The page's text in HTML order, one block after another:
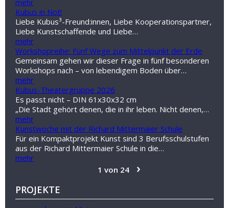
mehr
Kubus in Not!
Liebe Kubus³-Freund:innen, Liebe Kooperationspartner,
Liebe Kunstschaffende und Liebe…
mehr
Workshopreihe: Fünf Wege zum Mittelpunkt der Erde
Gemeinsam gehen wir dieser Frage in fünf besonderen
Workshops nach – von lebendigem Boden über…
mehr
Kubus-Theatergruppe 2026
Es passt nicht – DIN 61x30x32 cm
„Die Stadt gehört denen, die in ihr leben. Nicht denen,…
mehr
Kunstwoche mit der Richard Mittermaier Schule
Für ein Kompaktprojekt Kunst sind 3 Berufsschulstufen
aus der Richard Mittermaier Schule in die…
mehr
1 von 24
›
PROJEKTE